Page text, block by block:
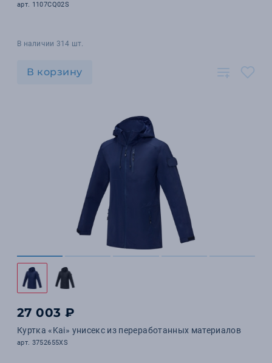
арт. 1107CQ02S
В наличии 314 шт.
В корзину
27 003 ₽
Куртка «Kai» унисекс из переработанных материалов
арт. 3752655XS